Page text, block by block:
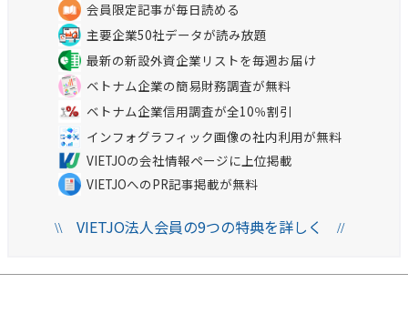
会員限定記事が毎日読める
主要企業50社データが読み放題
最新の新設外資企業リストを毎週お届け
ベトナム企業の簡易財務調査が無料
ベトナム企業信用調査が全10％割引
インフォグラフィック画像の社内利用が無料
VIETJOの会社情報ページに上位掲載
VIETJOへのPR記事掲載が無料
\\VIETJO法人会員の9つの特典を詳しく //